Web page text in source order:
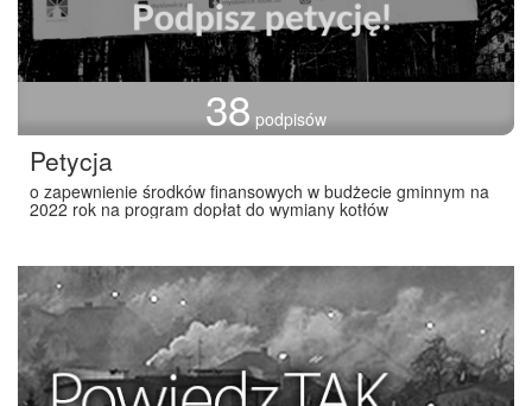
38 podpisów
Petycja
o zapewnienie środków finansowych w budżecie gminnym na
2022 rok na program dopłat do wymiany kotłów